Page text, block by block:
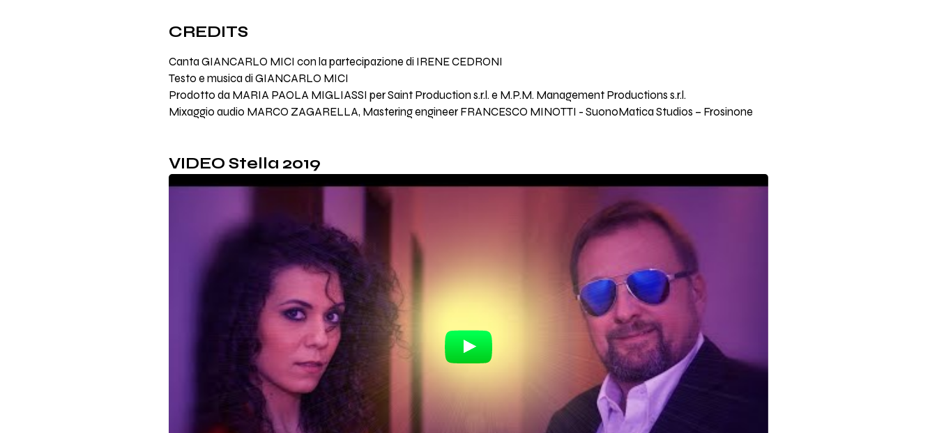
CREDITS
Canta GIANCARLO MICI con la partecipazione di IRENE CEDRONI
Testo e musica di GIANCARLO MICI
Prodotto da MARIA PAOLA MIGLIASSI per Saint Production s.r.l. e M.P.M. Management Productions s.r.l.
Mixaggio audio MARCO ZAGARELLA, Mastering engineer FRANCESCO MINOTTI - SuonoMatica Studios – Frosinone
VIDEO Stella 2019